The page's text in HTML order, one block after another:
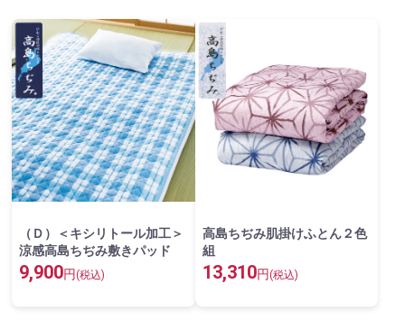
（Ｄ）＜キシリトール加工＞
涼感高島ちぢみ敷きパッド
9,900円 (税込)
高島ちぢみ肌掛けふとん２色
組
13,310円 (税込)